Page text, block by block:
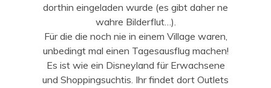
dorthin eingeladen wurde (es gibt daher ne
wahre Bilderflut…).
Für die die noch nie in einem Village waren,
unbedingt mal einen Tagesausflug machen!
Es ist wie ein Disneyland für Erwachsene
und Shoppingsuchtis. Ihr findet dort Outlets